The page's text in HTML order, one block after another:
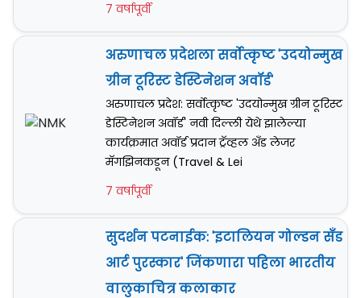
7 वर्षापूर्वी
अरुणाचल प्रदेशला सर्वोत्कृष्ट 'उदयोन्मुख
ग्रीन टूरिस्ट डेस्टिनेशन अवॉर्ड'
अरुणाचल प्रदेश: सर्वोत्कृष्ट 'उदयोन्मुख ग्रीन टूरिस्ट
डेस्टिनेशन अवॉर्ड' नवी दिल्ली येथे झालेल्या
कार्यक्रमात अवॉर्ड प्रदान ट्रॅव्हल अँड लेजर
मॅगझिनकडून (Travel & Lei
7 वर्षापूर्वी
सुदर्शन पटनाईक: 'इटालियन गोल्डन सँड
आर्ट पुरस्कार' जिंकणारा पहिला भारतीय
वालुकाचित्र कलाकार